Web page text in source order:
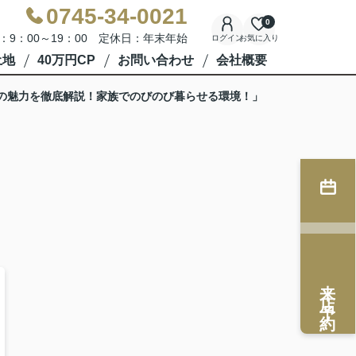
0745-34-0021
9：00～19：00 定休日：年末年始 ログインお気に入り
0
地 40万円CP お問い合わせ 会社概要
力を徹底解説！家族でのびのび暮らせる環境！」
来店予約